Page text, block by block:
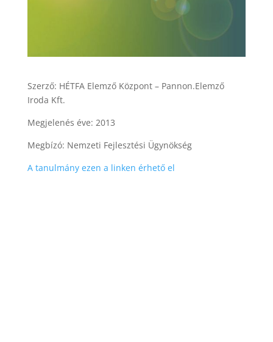
Szerző: HÉTFA Elemző Központ – Pannon.Elemző
Iroda Kft.
Megjelenés éve: 2013
Megbízó: Nemzeti Fejlesztési Ügynökség
A tanulmány ezen a linken érhető el